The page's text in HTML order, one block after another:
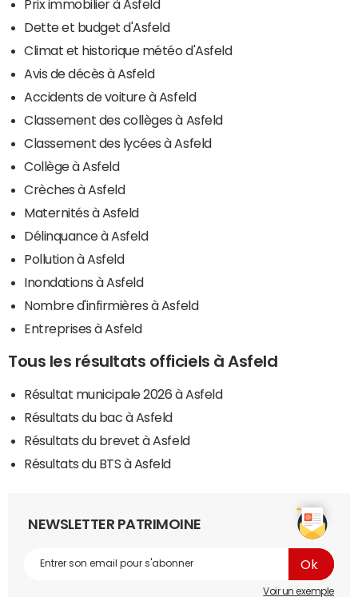
Prix immobilier à Asfeld
Dette et budget d'Asfeld
Climat et historique météo d'Asfeld
Avis de décès à Asfeld
Accidents de voiture à Asfeld
Classement des collèges à Asfeld
Classement des lycées à Asfeld
Collège à Asfeld
Crèches à Asfeld
Maternités à Asfeld
Délinquance à Asfeld
Pollution à Asfeld
Inondations à Asfeld
Nombre d'infirmières à Asfeld
Entreprises à Asfeld
Tous les résultats officiels à Asfeld
Résultat municipale 2026 à Asfeld
Résultats du bac à Asfeld
Résultats du brevet à Asfeld
Résultats du BTS à Asfeld
NEWSLETTER PATRIMOINE
Voir un exemple